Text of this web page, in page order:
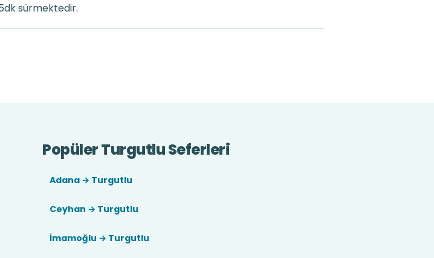
sürmektedir.
Popüler Turgutlu Seferleri
Adana → Turgutlu
Ceyhan → Turgutlu
İmamoğlu → Turgutlu